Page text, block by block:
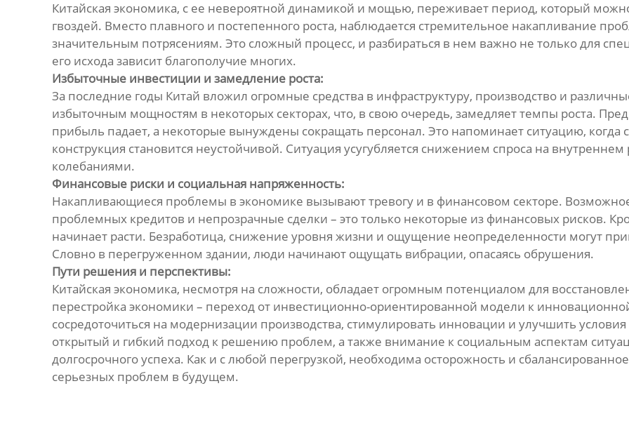
Китайская экономика, с ее невероятной динамикой и мощью, переживает период, который
гвоздей. Вместо плавного и постепенного роста, наблюдается стремительное накапливание
значительным потрясениям. Это сложный процесс, и разбираться в нем важно не только для
его исхода зависит благополучие многих.
Избыточные инвестиции и замедление роста:
За последние годы Китай вложил огромные средства в инфраструктуру, производство и
избыточным мощностям в некоторых секторах, что, в свою очередь, замедляет темпы роста.
прибыль падает, а некоторые вынуждены сокращать персонал. Это напоминает ситуацию, когда
конструкция становится неустойчивой. Ситуация усугубляется снижением спроса на
колебаниями.
Финансовые риски и социальная напряженность:
Накапливающиеся проблемы в экономике вызывают тревогу и в финансовом секторе.
проблемных кредитов и непрозрачные сделки – это только некоторые из финансовых рисков.
начинает расти. Безработица, снижение уровня жизни и ощущение неопределенности могут
Словно в перегруженном здании, люди начинают ощущать вибрации, опасаясь обрушения.
Пути решения и перспективы:
Китайская экономика, несмотря на сложности, обладает огромным потенциалом для
перестройка экономики – переход от инвестиционно-ориентированной модели к
сосредоточиться на модернизации производства, стимулировать инновации и улучшить
открытый и гибкий подход к решению проблем, а также внимание к социальным аспектам
долгосрочного успеха. Как и с любой перегрузкой, необходима осторожность и
серьезных проблем в будущем.